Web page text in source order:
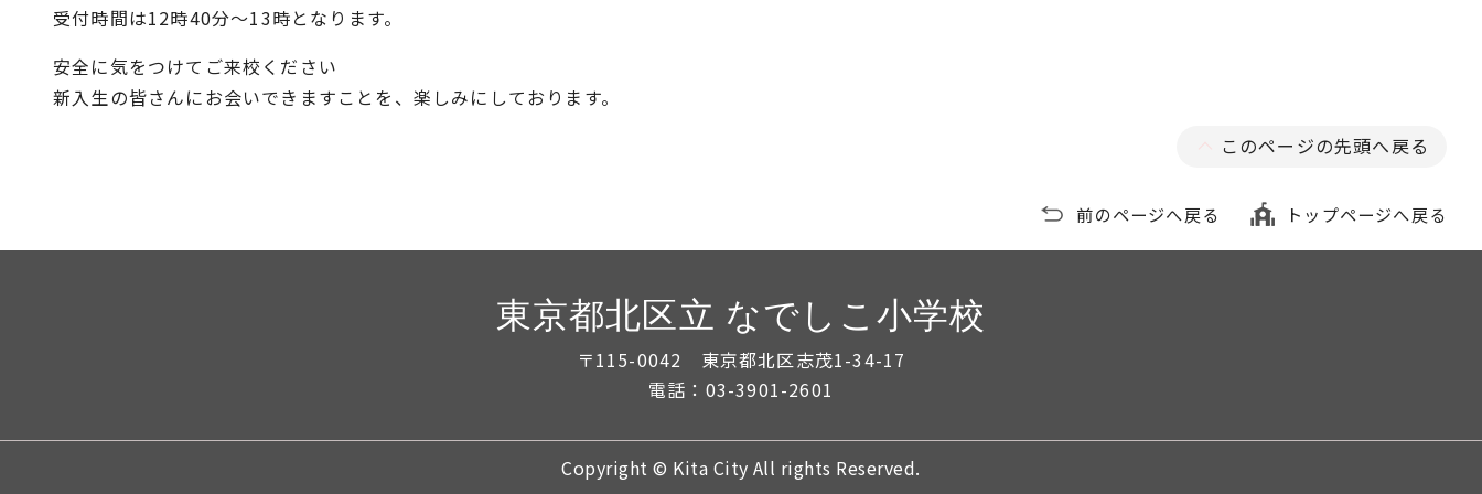
受付時間は12時40分〜13時となります。
安全に気をつけてご来校ください
新入生の皆さんにお会いできますことを、楽しみにしております。
このページの先頭へ戻る
前のページへ戻る トップページへ戻る
東京都北区立 なでしこ小学校
〒115-0042 東京都北区志茂1-34-17
電話：03-3901-2601
Copyright © Kita City All rights Reserved.